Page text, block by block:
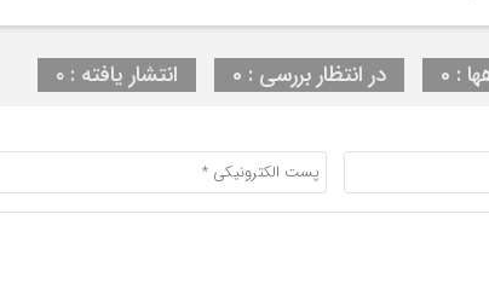
: 0 در انتظار بررسی : 0 انتشار یافته : ۰